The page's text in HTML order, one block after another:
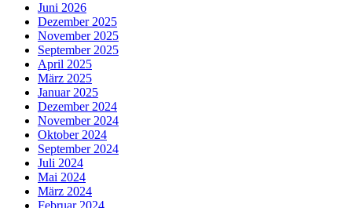
Juni 2026
Dezember 2025
November 2025
September 2025
April 2025
März 2025
Januar 2025
Dezember 2024
November 2024
Oktober 2024
September 2024
Juli 2024
Mai 2024
März 2024